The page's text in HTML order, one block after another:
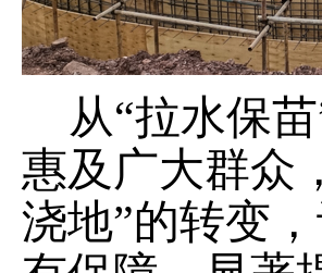
从“拉水保
惠及广大群众
浇地”的转变